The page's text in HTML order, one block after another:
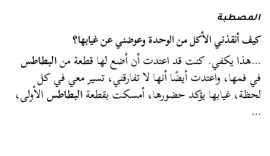
المصطبة
كيف أنقذني الأكل من الوحدة وعوضني عن غيابها؟
…هذا يكفي. كنت قد اعتدت أن أضع لها قطعة منالبطاطس
في فمها، واعتدت أيضًا أنها لا تفارقني، تسير معي في كل
لحظة، غيابها يؤكد حضورها، أمسكت بقطعةالبطاطسالأولى،
…